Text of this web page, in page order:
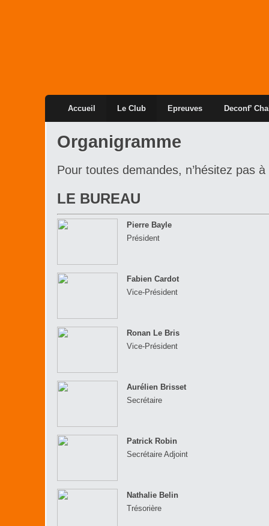
Accueil Le Club Epreuves Deconf’
Organigramme
Pour toutes demandes, n’hésitez pas à
LE BUREAU
Pierre Bayle
Président
Fabien Cardot
Vice-Président
Ronan Le Bris
Vice-Président
Aurélien Brisset
Secrétaire
Patrick Robin
Secrétaire Adjoint
Nathalie Belin
Trésorière